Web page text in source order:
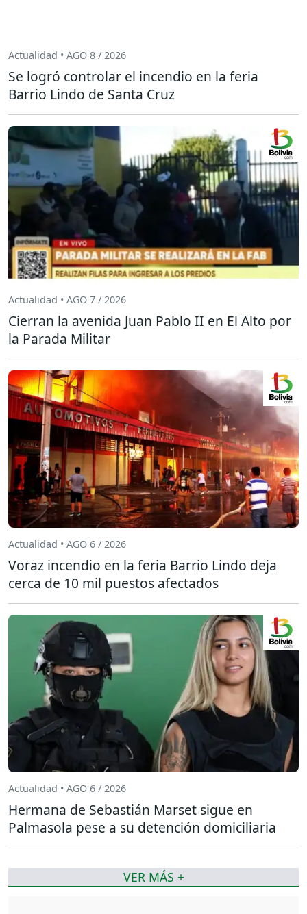
Actualidad • AGO 8 / 2026
Se logró controlar el incendio en la feria
Barrio Lindo de Santa Cruz
Actualidad • AGO 7 / 2026
Cierran la avenida Juan Pablo II en El Alto por
la Parada Militar
Actualidad • AGO 6 / 2026
Voraz incendio en la feria Barrio Lindo deja
cerca de 10 mil puestos afectados
Actualidad • AGO 6 / 2026
Hermana de Sebastián Marset sigue en
Palmasola pese a su detención domiciliaria
VER MÁS +